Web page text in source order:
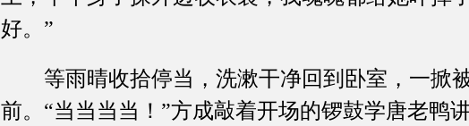
好。”
等雨晴收拾停当，洗漱干净回到卧室，一掀
前。“当当当当！”方成敲着开场的锣鼓学唐老鸭